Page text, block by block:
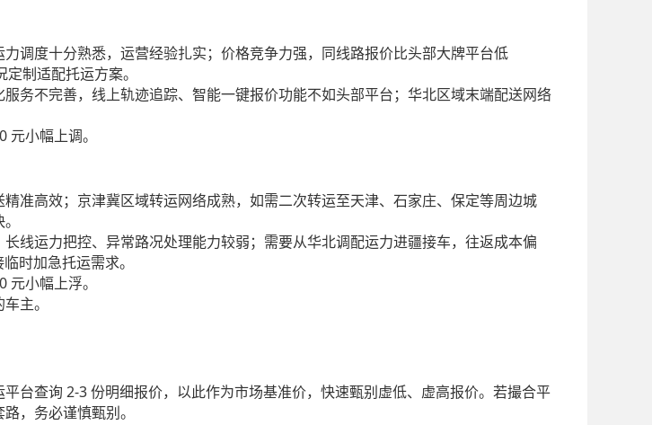
调度十分熟悉，运营经验扎实；价格竞争力强，同线路报价比头部大牌平台低
制适配托运方案。
务不完善，线上轨迹追踪、智能一键报价功能不如头部平台；华北区域末端配送网络
元小幅上调。
准高效；京津冀区域转运网络成熟，如需二次转运至天津、石家庄、保定等周边城
线运力把控、异常路况处理能力较弱；需要从华北调配运力进疆接车，往返成本偏
时加急托运需求。
元小幅上浮。
主。
平台查询 2-3 份明细报价，以此作为市场基准价，快速甄别虚低、虚高报价。若撮合平
，务必谨慎甄别。